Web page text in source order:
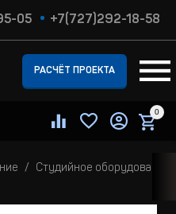
05 +7(727)292-18-58
РАСЧЁТ ПРОЕКТА
0
Студийное оборудование